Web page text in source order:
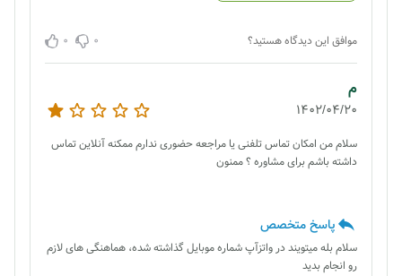
موافق این دیدگاه هستید؟ 0
0
م
1402/04/20
سلام من امکان تماس تلفنی یا مراجعه حضوری ندارم ممکنه آنلاین تماس
داشته باشم برای مشاوره ؟ ممنون
پاسخ متخصص
سلام بله میتویند در واتزآپ شماره موبایل گذاشته شده، هماهنگی های لازم
رو انجام بدید